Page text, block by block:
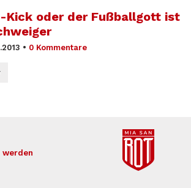
Kick oder der Fußballgott ist
• 0 Kommentare
werden